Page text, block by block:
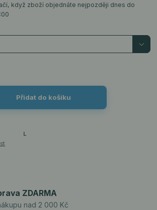
když zboží objednáte nejpozději dnes do
Přidat do košíku
L
ZDARMA
nad 2 000 Kč